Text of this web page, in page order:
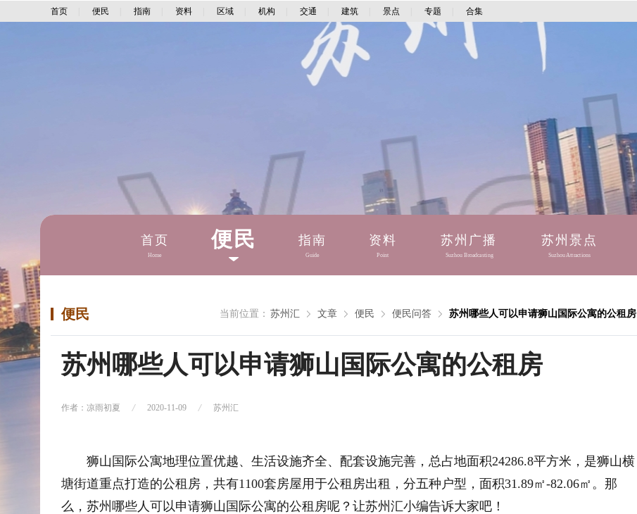
首页 便民 指南 资料 区域 机构 交通 建筑 景点 专题 合集
首页
Home
便民 指南
Guide
资料
Point
苏州广播
Suzhou Broadcasting
苏州景点
Suzhou Attractions
便民 当前位置： 苏州汇 文章 便民 便民问答 苏州哪些人可以申请狮山国际公寓的公租房
苏州哪些人可以申请狮山国际公寓的公租房
作者：凉雨初夏 2020-11-09 苏州汇
狮山国际公寓地理位置优越、生活设施齐全、配套设施完善，总占地面积24286.8平方米，是狮山横
塘街道重点打造的公租房，共有1100套房屋用于公租房出租，分五种户型，面积31.89㎡-82.06㎡。那
么，苏州哪些人可以申请狮山国际公寓的公租房呢？让苏州汇小编告诉大家吧！